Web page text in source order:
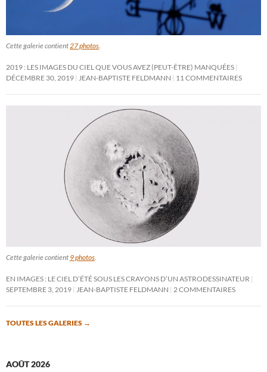
Cette galerie contient27 photos.
2019 : LES IMAGES DU CIEL QUE VOUS AVEZ (PEUT-ÊTRE) MANQUÉES
DÉCEMBRE 30, 2019 JEAN-BAPTISTE FELDMANN 11 COMMENTAIRES
Cette galerie contient 9 photos.
EN IMAGES : LE CIEL D’ÉTÉ SOUS LES CRAYONS D’UN ASTRODESSINATEUR
SEPTEMBRE 3, 2019 JEAN-BAPTISTE FELDMANN 2 COMMENTAIRES
TOUTES LES GALERIES →
AOÛT 2026